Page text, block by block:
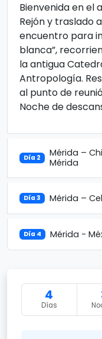
Bienvenida en el
Rejón y traslado
encuentro para
blanca”,
la antigua
Antropología.
al punto de
Noche de
Día 2
Mérida –
Mérida
Día 3 Mérida –
Día 4 Mérida -
4
Días